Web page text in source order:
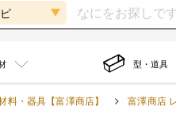
型・道具
料・器具【富澤商店】 富澤商店